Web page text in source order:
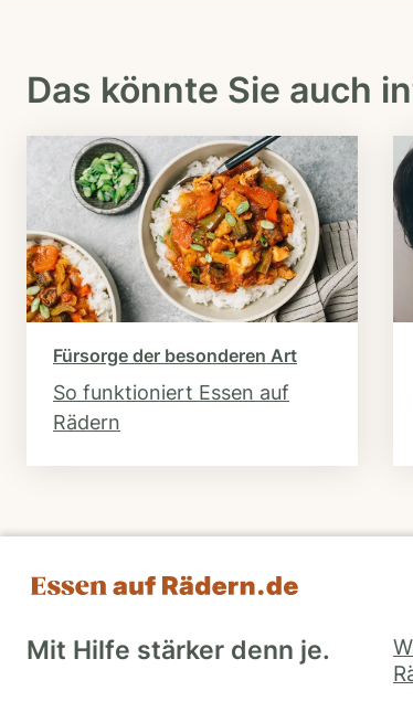
Das könnte Sie auch
Fürsorge der besonderen Art
So funktioniert Essen auf
Rädern
Mit Hilfe stärker denn je.